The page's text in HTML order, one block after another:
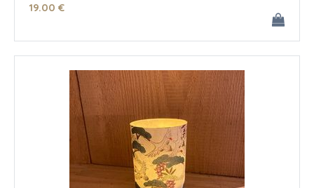
19.00 €